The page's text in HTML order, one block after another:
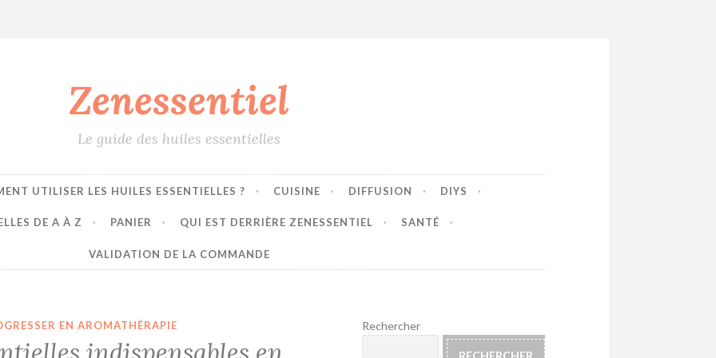
Zenessentiel
Le guide des huiles essentielles
UTILISER LES HUILES ESSENTIELLES ? CUISINE DIFFUSION DIYS
DE A À Z PANIER QUI EST DERRIÈRE ZENESSENTIEL SANTÉ
VALIDATION DE LA COMMANDE
EN AROMATHÉRAPIE Rechercher